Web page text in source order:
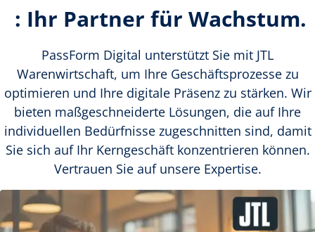
: Ihr Partner für Wachstum.
PassForm Digital unterstützt Sie mit JTL
Warenwirtschaft, um Ihre Geschäftsprozesse zu
optimieren und Ihre digitale Präsenz zu stärken. Wir
bieten maßgeschneiderte Lösungen, die auf Ihre
individuellen Bedürfnisse zugeschnitten sind, damit
Sie sich auf Ihr Kerngeschäft konzentrieren können.
Vertrauen Sie auf unsere Expertise.